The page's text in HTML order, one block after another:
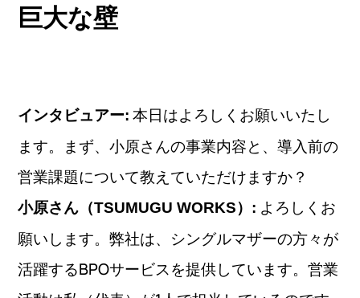
巨大な壁
インタビュアー: 本日はよろしくお願いいたし
ます。まず、小原さんの事業内容と、導入前の
営業課題について教えていただけますか？
小原さん（TSUMUGU WORKS）: よろしくお
願いします。弊社は、シングルマザーの方々が
活躍するBPOサービスを提供しています。営業